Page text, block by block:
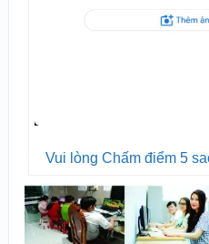
Vui lòng Chấm điểm 5